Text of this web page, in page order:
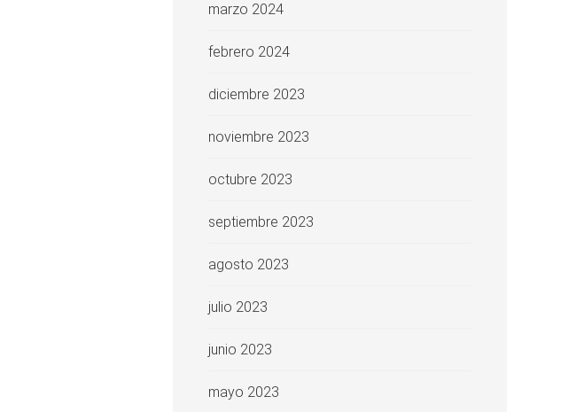
marzo 2024
febrero 2024
diciembre 2023
noviembre 2023
octubre 2023
septiembre 2023
agosto 2023
julio 2023
junio 2023
mayo 2023